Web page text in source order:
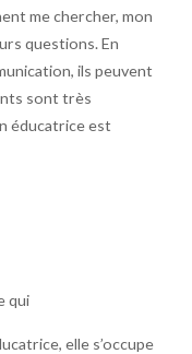
me chercher, mon
questions. En
ils peuvent
sont très
éducatrice est
qui
elle s’occupe